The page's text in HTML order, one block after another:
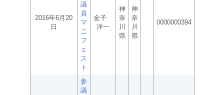
2016年6月20
日
議
員
マ
ニ
フ
ェ
ス
ト
金子
洋一
神
奈
川
県
神
奈
川
県
0000000394
参
議